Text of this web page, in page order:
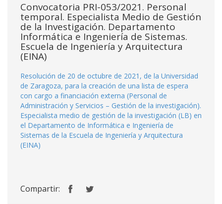
Convocatoria PRI-053/2021. Personal
temporal. Especialista Medio de Gestión
de la Investigación. Departamento
Informática e Ingeniería de Sistemas.
Escuela de Ingeniería y Arquitectura
(EINA)
Resolución de 20 de octubre de 2021, de la Universidad
de Zaragoza, para la creación de una lista de espera
con cargo a financiación externa (Personal de
Administración y Servicios – Gestión de la investigación).
Especialista medio de gestión de la investigación (LB) en
el Departamento de Informática e Ingeniería de
Sistemas de la Escuela de Ingeniería y Arquitectura
(EINA)
Compartir: